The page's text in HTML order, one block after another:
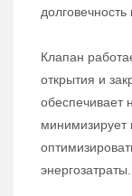
Клапан
открытия и
обеспечивает
минимизирует
энергозатраты.